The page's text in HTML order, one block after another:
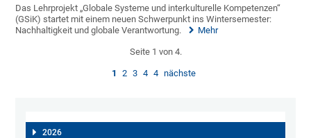
Das Lehrprojekt „Globale Systeme und interkulturelle Kompetenzen“
(GSiK) startet mit einem neuen Schwerpunkt ins Wintersemester:
Nachhaltigkeit und globale Verantwortung.
Mehr
Seite 1 von 4.
1 2 3 4 4 nächste
2026